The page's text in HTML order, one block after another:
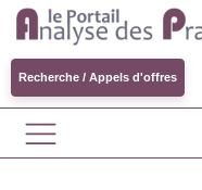
Recherche / Appels d'offres